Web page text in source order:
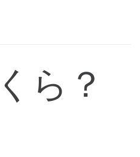
ら？